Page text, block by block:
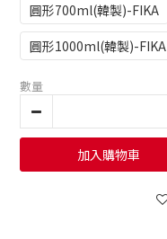
圓形700ml(韓製)-FIKA
圓形1000ml(韓製)-FIKA
數量
加入購物車